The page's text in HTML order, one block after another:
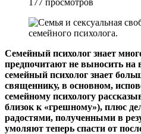
Семейный психолог знает
предпочитают не выносить на
семейный психолог знает
священнику, в основном,
семейному психологу
близок к «грешному»), плюс
радостями, полученными в
умоляют теперь спасти от